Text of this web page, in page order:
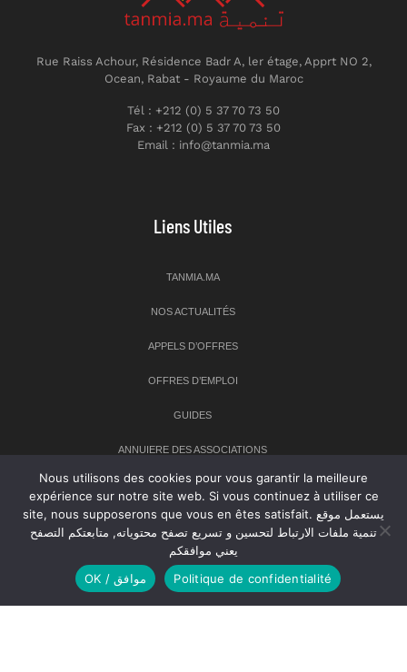
Rue Raiss Achour, Résidence Badr A, ler étage, Apprt NO 2,
Ocean, Rabat - Royaume du Maroc
Tél : +212 (0) 5 37 70 73 50
Fax : +212 (0) 5 37 70 73 50
Email : info@tanmia.ma
Liens Utiles
TANMIA.MA
NOS ACTUALITÉS
APPELS D’OFFRES
OFFRES D’EMPLOI
GUIDES
ANNUIERE DES ASSOCIATIONS
Newsletter
Inscrivez-vous à notre newsletter pour recevoir les dernières
nouvelles sur TANMIA
Nous utilisons des cookies pour vous garantir la meilleure
expérience sur notre site web. Si vous continuez à utiliser ce
site, nous supposerons que vous en êtes satisfait. يستعمل موقع
تنمية ملفات الارتباط لتحسين و تسريع تصفح محتوياته, متابعتكم التصفح
يعني موافقكم
OK / موافق
Politique de confidentialité